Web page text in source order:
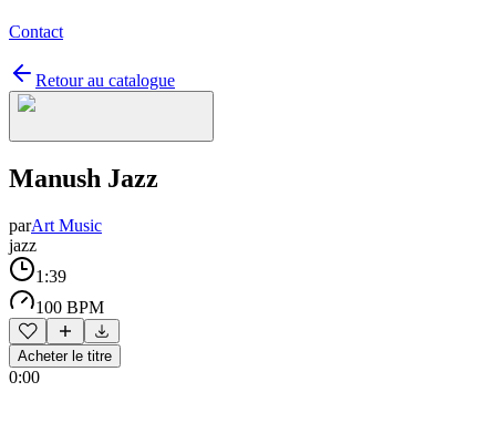
Contact
Retour au catalogue
Manush Jazz
parArt Music
jazz
1:39
100 BPM
Acheter le titre
0:00